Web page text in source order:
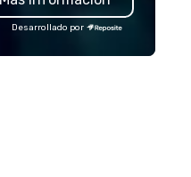
from the confines of a single
location, Covert Cocktail
brings the speakeasy right
Desarrollado por